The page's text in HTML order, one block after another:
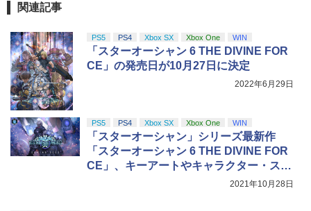
関連記事
PS5 PS4 Xbox SX Xbox One WIN
「スターオーシャン 6 THE DIVINE FOR
CE」の発売日が10月27日に決定
2022年6月29日
PS5 PS4 Xbox SX Xbox One WIN
「スターオーシャン」シリーズ最新作
「スターオーシャン 6 THE DIVINE FOR
CE」、キーアートやキャラクター・スト
2021年10月28日